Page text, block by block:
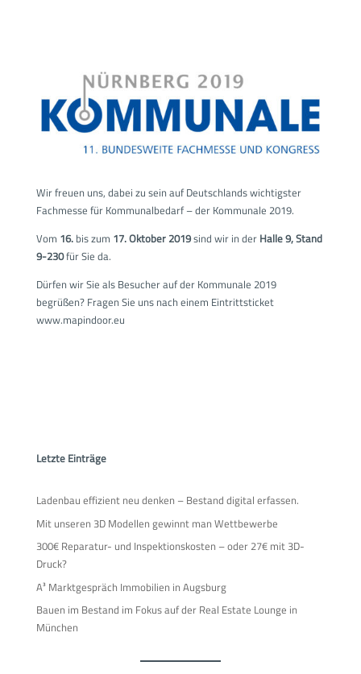
Wir freuen uns, dabei zu sein auf Deutschlands wichtigster
Fachmesse für Kommunalbedarf – der Kommunale 2019.
Vom 16.bis zum 17. Oktober 2019sind wir in der Halle 9, Stand
9-230für Sie da.
Dürfen wir Sie als Besucher auf der Kommunale 2019
begrüßen? Fragen Sie uns nach einem Eintrittsticket
www.mapindoor.eu
Letzte Einträge
Ladenbau effizient neu denken – Bestand digital erfassen.
Mit unseren 3D Modellen gewinnt man Wettbewerbe
300€ Reparatur- und Inspektionskosten – oder 27€ mit 3D-
Druck?
A³ Marktgespräch Immobilien in Augsburg
Bauen im Bestand im Fokus auf der Real Estate Lounge in
München